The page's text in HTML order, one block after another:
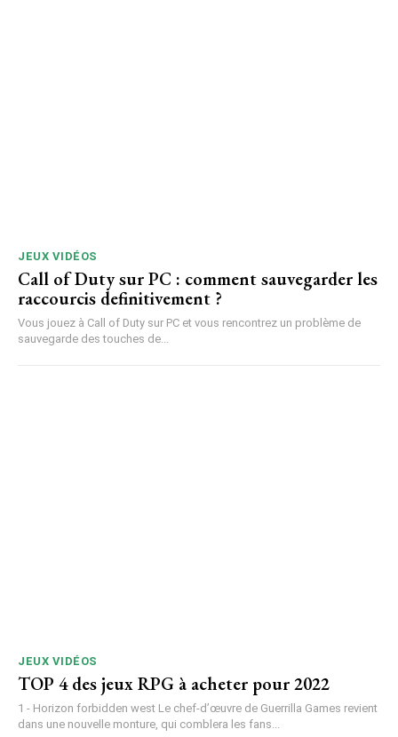
JEUX VIDÉOS
Call of Duty sur PC : comment sauvegarder les
raccourcis definitivement ?
Vous jouez à Call of Duty sur PC et vous rencontrez un problème de
sauvegarde des touches de...
JEUX VIDÉOS
TOP 4 des jeux RPG à acheter pour 2022
1 - Horizon forbidden west Le chef-d’œuvre de Guerrilla Games revient
dans une nouvelle monture, qui comblera les fans...